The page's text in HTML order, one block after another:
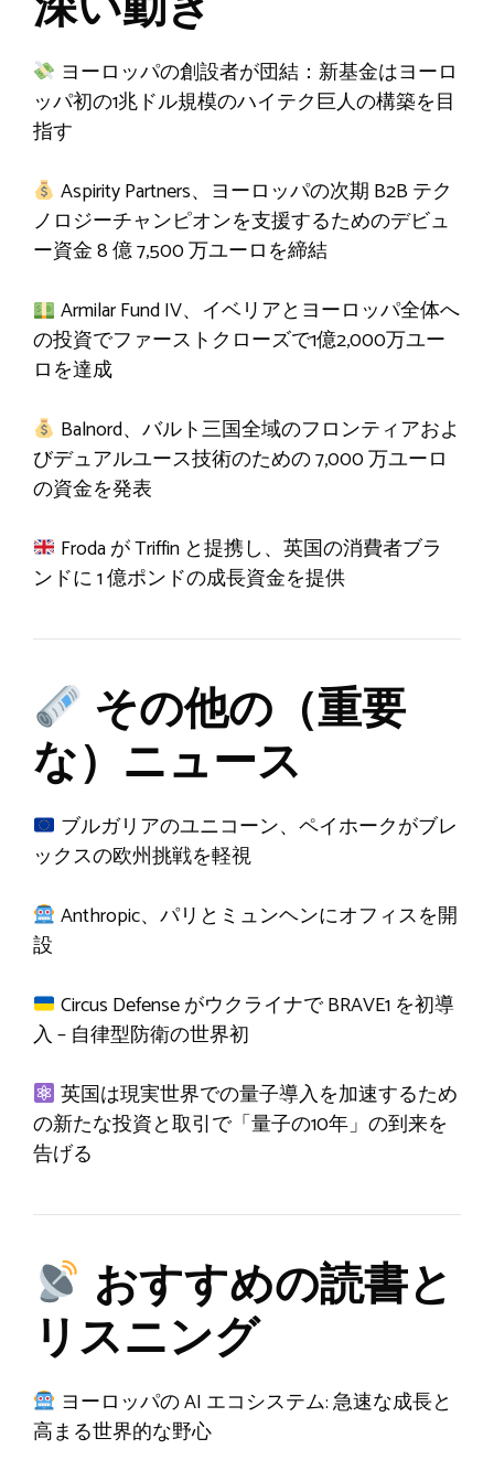
ヨーロッパの創設者が団結：新基金はヨーロ
ッパ初の1兆ドル規模のハイテク巨人の構築を目
指す
Aspirity Partners、ヨーロッパの次期 B2B テク
ノロジーチャンピオンを支援するためのデビュ
ー資金 8 億 7,500 万ユーロを締結
Armilar Fund IV、イベリアとヨーロッパ全体へ
の投資でファーストクローズで1億2,000万ユー
ロを達成
Balnord、バルト三国全域のフロンティアおよ
びデュアルユース技術のための 7,000 万ユーロ
の資金を発表
Froda が Triffin と提携し、英国の消費者ブラ
ンドに 1 億ポンドの成長資金を提供
その他の（重要
な）ニュース
ブルガリアのユニコーン、ペイホークがブレ
ックスの欧州挑戦を軽視
Anthropic、パリとミュンヘンにオフィスを開
設
Circus Defense がウクライナで BRAVE1 を初導
入 – 自律型防衛の世界初
英国は現実世界での量子導入を加速するため
の新たな投資と取引で「量子の10年」の到来を
告げる
おすすめの読書と
リスニング
ヨーロッパの AI エコシステム: 急速な成長と
高まる世界的な野心